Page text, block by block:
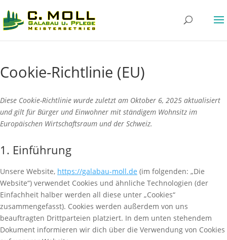
Cookie-Richtlinie (EU)
Diese Cookie-Richtlinie wurde zuletzt am Oktober 6, 2025 aktualisiert
und gilt für Bürger und Einwohner mit ständigem Wohnsitz im
Europäischen Wirtschaftsraum und der Schweiz.
1. Einführung
Unsere Website, https://galabau-moll.de (im folgenden: „Die
Website“) verwendet Cookies und ähnliche Technologien (der
Einfachheit halber werden all diese unter „Cookies“
zusammengefasst). Cookies werden außerdem von uns
beauftragten Drittparteien platziert. In dem unten stehendem
Dokument informieren wir dich über die Verwendung von Cookies